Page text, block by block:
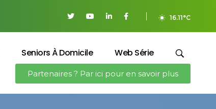
16.11°C
Seniors À Domicile Web Série
Partenaires ? Par ici pour en savoir plus